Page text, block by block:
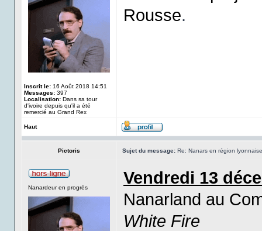
Inscrit le: 16 Août 2018 14:51
Messages: 397
Localisation: Dans sa tour
d'ivoire depuis qu'il a été
remercié au Grand Rex
Rousse.
Haut
Pictoris Sujet du message: Re: Nanars en région lyonnaise
Nanardeur en progrès
Vendredi 13
Nanarland au
White Fire